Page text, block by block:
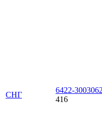
СНГ
6422-3003062
416